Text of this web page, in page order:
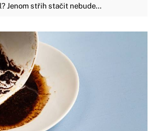
Jenom střih stačit nebude…